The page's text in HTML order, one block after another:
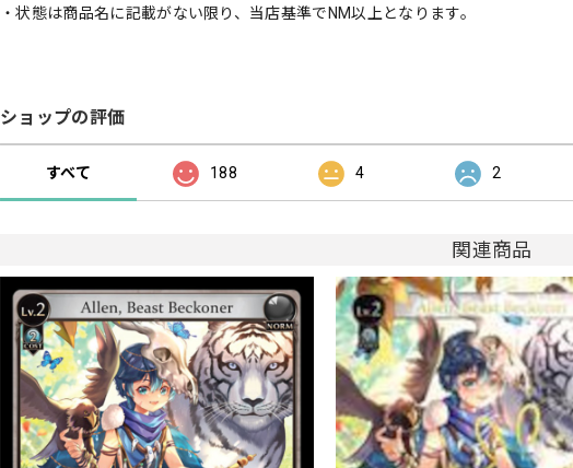
・状態は商品名に記載がない限り、当店基準でNM以上となります。
ショップの評価
すべて 188 4 2
関連商品